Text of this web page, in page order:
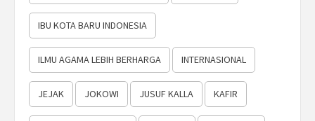
IBU KOTA BARU INDONESIA
ILMU AGAMA LEBIH BERHARGA INTERNASIONAL
JEJAK JOKOWI JUSUF KALLA KAFIR